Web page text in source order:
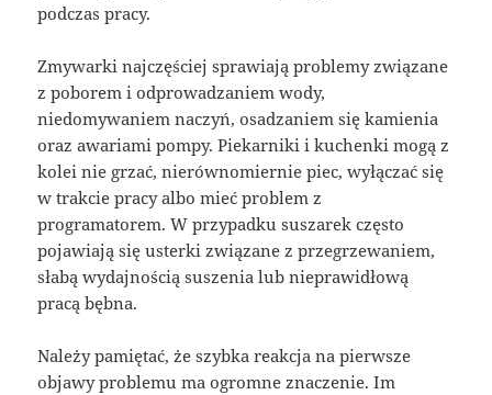
podczas pracy.
Zmywarki najczęściej sprawiają problemy związane
z poborem i odprowadzaniem wody,
niedomywaniem naczyń, osadzaniem się kamienia
oraz awariami pompy. Piekarniki i kuchenki mogą z
kolei nie grzać, nierównomiernie piec, wyłączać się
w trakcie pracy albo mieć problem z
programatorem. W przypadku suszarek często
pojawiają się usterki związane z przegrzewaniem,
słabą wydajnością suszenia lub nieprawidłową
pracą bębna.
Należy pamiętać, że szybka reakcja na pierwsze
objawy problemu ma ogromne znaczenie. Im